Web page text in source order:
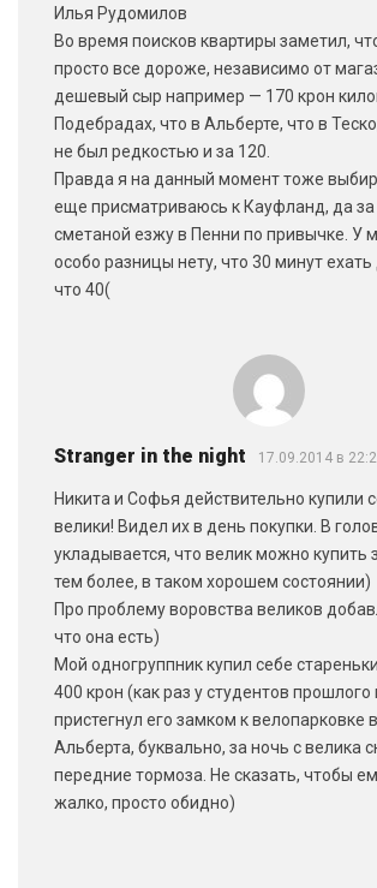
Илья Рудомилов
Во время поисков квартиры заметил,
просто все дороже, независимо от
дешевый сыр например — 170 крон
Подебрадах, что в Альберте, что в
не был редкостью и за 120.
Правда я на данный момент тоже
еще присматриваюсь к Кауфланд, да
сметаной езжу в Пенни по привычке. У
особо разницы нету, что 30 минут
что 40(
Stranger in the night 17.09.2014 в
Никита и Софья действительно купили
велики! Видел их в день покупки. В
укладывается, что велик можно купить
тем более, в таком хорошем состоянии)
Про проблему воровства великов
что она есть)
Мой одногруппник купил себе
400 крон (как раз у студентов прошлого
пристегнул его замком к велопарковке
Альберта, буквально, за ночь с велика
передние тормоза. Не сказать, чтобы
жалко, просто обидно)